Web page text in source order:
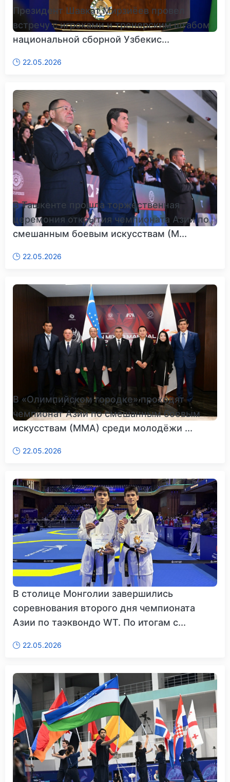
Президент Шавкат Мирзиёев провел
встречу с игроками и тренерским штабом
национальной сборной Узбекис...
22.05.2026
В Ташкенте прошла торжественная
церемония открытия чемпионата Азии по
смешанным боевым искусствам (M...
22.05.2026
В «Олимпийском городке» проходят
чемпионат Азии по смешанным боевым
искусствам (MMA) среди молодёжи ...
22.05.2026
В столице Монголии завершились
соревнования второго дня чемпионата
Азии по таэквондо WT. По итогам с...
22.05.2026